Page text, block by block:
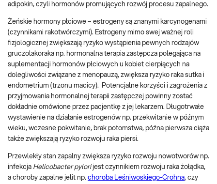
adipokin, czyli hormonów promujących rozwój procesu zapalnego.
Żeńskie hormony płciowe – estrogeny są znanymi karcynogenami
(czynnikami rakotwórczymi). Estrogeny mimo swej ważnej roli
fizjologicznej zwiększają ryzyko wystąpienia pewnych rodzajów
gruczolakoraka np. hormonalna terapia zastępcza polegająca na
suplementacji hormonów płciowych u kobiet cierpiących na
dolegliwości związane z menopauzą, zwiększa ryzyko raka sutka i
endometrium (trzonu macicy). Potencjalne korzyści i zagrożenia z
przyjmowania hormonalnej terapii zastępczej powinny zostać
dokładnie omówione przez pacjentkę z jej lekarzem. Długotrwałe
wystawienie na działanie estrogenów np. przekwitanie w późnym
wieku, wczesne pokwitanie, brak potomstwa, późna pierwsza ciąża
także zwiększają ryzyko rozwoju raka piersi.
Przewlekły stan zapalny zwiększa ryzyko rozwoju nowotworów np.
infekcja Helicobacter pylorijest czynnikiem rozwoju raka żołądka,
a choroby zapalne jelit np. choroba Leśniwoskiego-Crohna, czy